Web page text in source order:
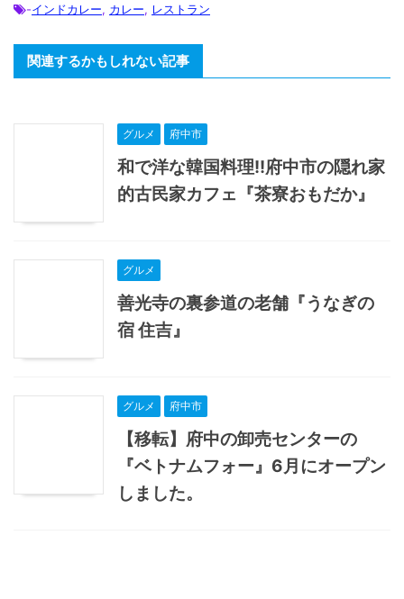
-インドカレー, カレー, レストラン
関連するかもしれない記事
グルメ 府中市
和で洋な韓国料理!!府中市の隠れ家
的古民家カフェ『茶寮おもだか』
グルメ
善光寺の裏参道の老舗『うなぎの
宿 住吉』
グルメ 府中市
【移転】府中の卸売センターの
『ベトナムフォー』6月にオープン
しました。